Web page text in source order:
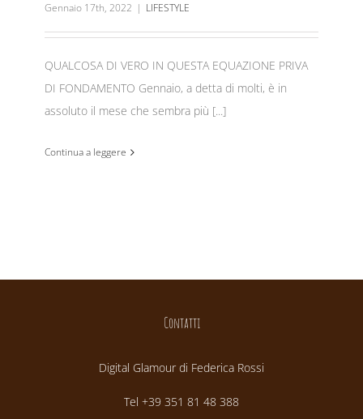
Gennaio 17th, 2022 | LIFESTYLE
QUALCOSA DI VERO IN QUESTA EQUAZIONE PRIVA
DI FONDAMENTO Gennaio, a detta di molti, è in
assoluto il mese che sembra più [...]
Continua a leggere
Contatti
Digital Glamour di Federica Rossi
Tel +39 351 81 48 388